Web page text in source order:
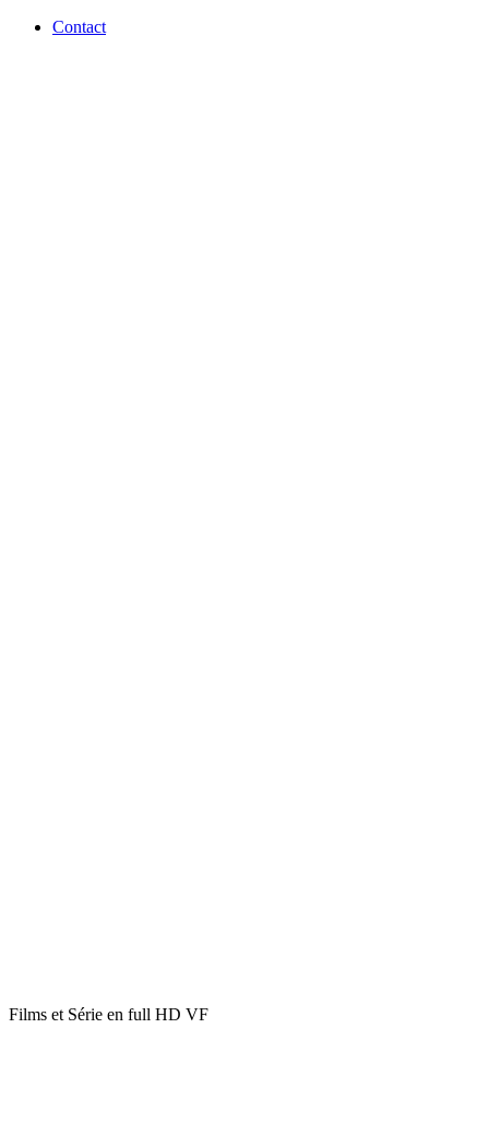
Contact
Films et Série en full HD VF